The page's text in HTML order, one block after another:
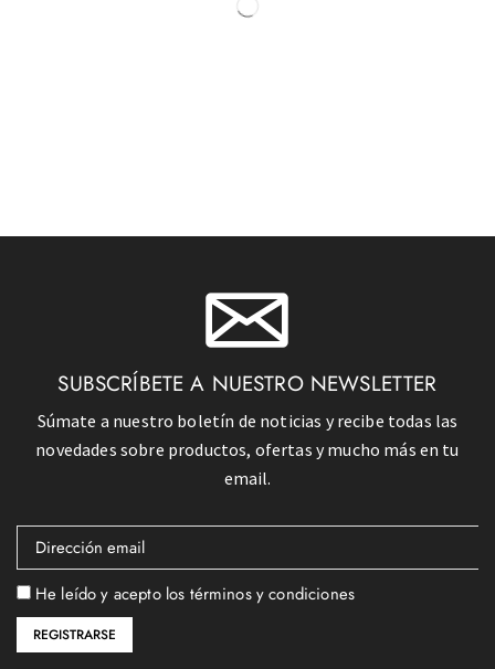
SUBSCRÍBETE A NUESTRO NEWSLETTER
Súmate a nuestro boletín de noticias y recibe todas las
novedades sobre productos, ofertas y mucho más en tu
email.
He leído y acepto los términos y condiciones